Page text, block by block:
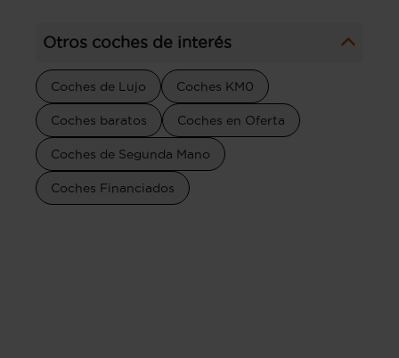
Otros coches de interés
Coches de Lujo Coches KM0
Coches baratos Coches en Oferta
Coches de Segunda Mano
Coches Financiados